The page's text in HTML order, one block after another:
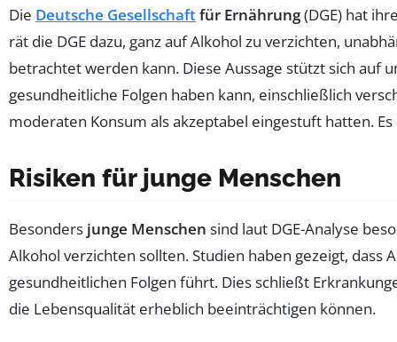
Die Deutsche Gesellschaftfür Ernährung(DGE) hat
rät die DGE dazu, ganz auf Alkohol zu verzichten,
betrachtet werden kann. Diese Aussage stützt sich auf
gesundheitliche Folgen haben kann, einschließlich
moderaten Konsum als akzeptabel eingestuft hatten.
Risiken für junge Menschen
Besonders junge Menschen sind laut DGE-Analyse
Alkohol verzichten sollten. Studien haben gezeigt,
gesundheitlichen Folgen führt. Dies schließt
die Lebensqualität erheblich beeinträchtigen können.